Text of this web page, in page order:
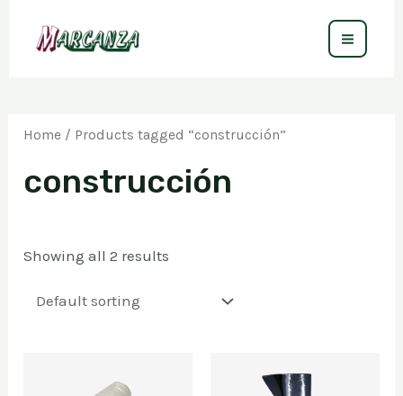
MAIN
Home / Products tagged “construcción”
construcción
Showing all 2 results